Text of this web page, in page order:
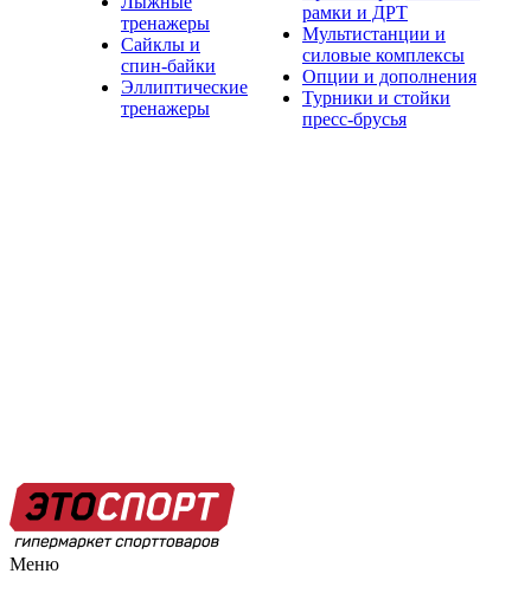
тренажеры
Сайклы и
спин-байки
Эллиптические
тренажеры
рамки и ДРТ
Мультистанции и
силовые комплексы
Опции и дополнения
Турники и стойки
пресс-брусья
Меню